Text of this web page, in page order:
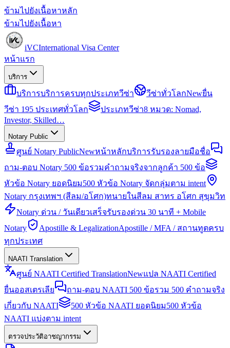
ข้ามไปยังเนื้อหาหลัก
ข้ามไปยังเนื้อหา
iVCInternational Visa Center
หน้าแรก
บริการ
บริการบริการครบทุกประเภทวีซ่า วีซ่าทั่วโลกNewยื่น
วีซ่า 195 ประเทศทั่วโลก
ประเภทวีซ่า8 หมวด: Nomad,
Investor, Skilled…
Notary Public
ศูนย์ Notary PublicNewหน้าหลักบริการรับรองลายมือชื่อ
ถาม-ตอบ Notary 500 ข้อรวมคำถามจริงจากลูกค้า 500 ข้อ
หัวข้อ Notary ยอดนิยม500 หัวข้อ Notary จัดกลุ่มตาม intent
Notary กรุงเทพฯ (สีลม/อโศก)ทนายในสีลม สาทร อโศก สุขุมวิท
Notary ด่วน / วันเดียวเสร็จรับรองด่วน 30 นาที + Mobile
Notary
Apostille & LegalizationApostille / MFA / สถานทูตครบ
ทุกประเทศ
NAATI Translation
ศูนย์ NAATI Certified TranslationNewแปล NAATI Certified
ยื่นออสเตรเลีย
ถาม-ตอบ NAATI 500 ข้อรวม 500 คำถามจริง
เกี่ยวกับ NAATI
500 หัวข้อ NAATI ยอดนิยม500 หัวข้อ
NAATI แบ่งตาม intent
ตรวจประวัติอาชญากรรม